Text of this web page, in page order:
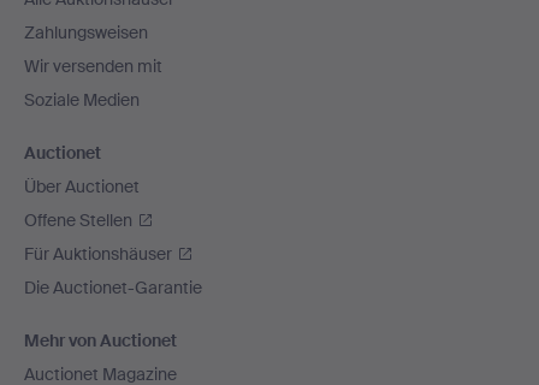
Zahlungsweisen
Wir versenden mit
Soziale Medien
Auctionet
Über Auctionet
Offene Stellen
Für Auktionshäuser
Die Auctionet-Garantie
Mehr von Auctionet
Auctionet Magazine